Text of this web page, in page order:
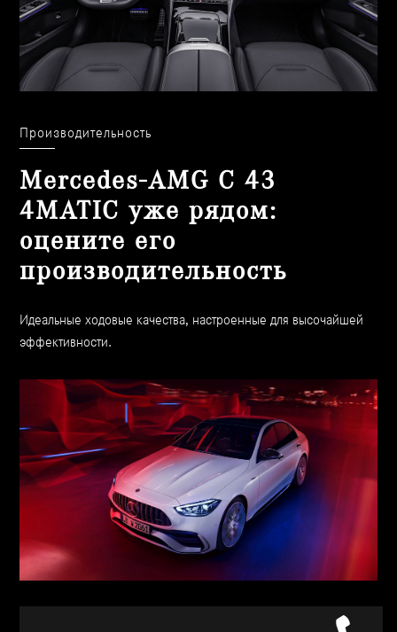
Производительность
Mercedes-AMG C 43
4MATIC уже рядом:
оцените его
производительность
Идеальные ходовые качества, настроенные для высочайшей
эффективности.